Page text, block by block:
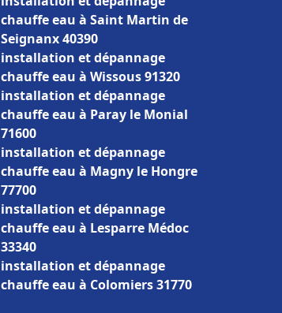
chauffe eau à Saint Martin de
Seignanx 40390
installation et dépannage
chauffe eau à Wissous 91320
installation et dépannage
chauffe eau à Paray le Monial
71600
installation et dépannage
chauffe eau à Magny le Hongre
77700
installation et dépannage
chauffe eau à Lesparre Médoc
33340
installation et dépannage
chauffe eau à Colomiers 31770